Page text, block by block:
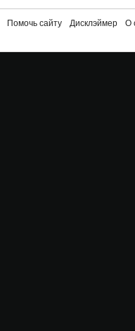
Помочь сайту Дисклэймер О